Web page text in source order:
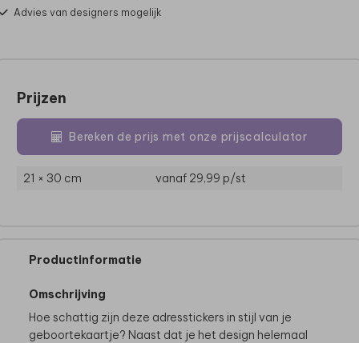
Advies van designers mogelijk
Prijzen
Bereken de prijs met onze prijscalculator
21 × 30 cm vanaf 29,99 p/st
Productinformatie
Omschrijving
Hoe schattig zijn deze adresstickers in stijl van je
geboortekaartje? Naast dat je het design helemaal